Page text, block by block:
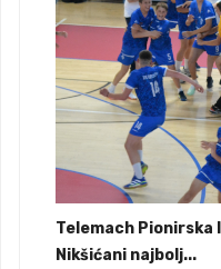
Telemach Pionirska
Nikšićani najbolj...